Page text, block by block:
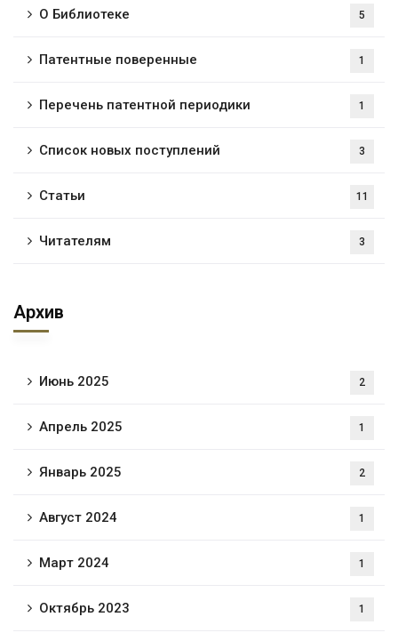
О Библиотеке 5
Патентные поверенные 1
Перечень патентной периодики 1
Список новых поступлений 3
Статьи 11
Читателям 3
Архив
Июнь 2025 2
Апрель 2025 1
Январь 2025 2
Август 2024 1
Март 2024 1
Октябрь 2023 1